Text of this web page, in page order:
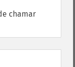
chamar